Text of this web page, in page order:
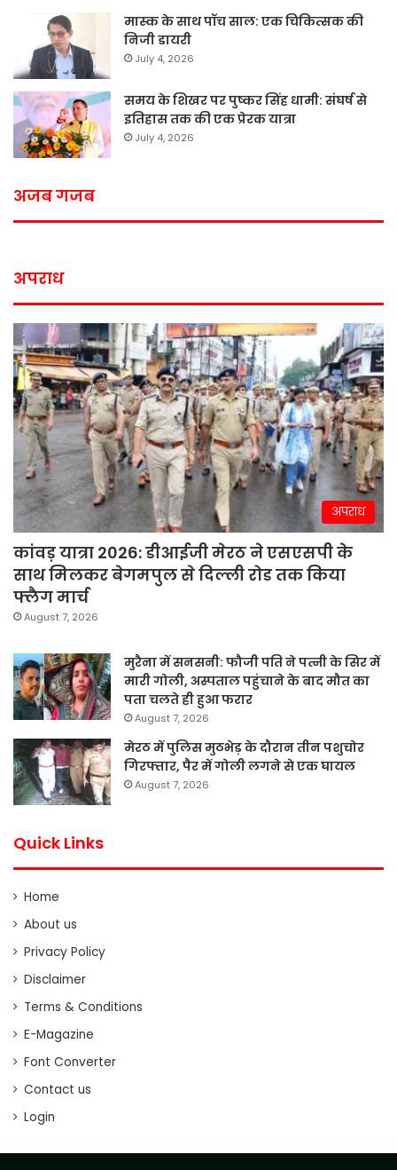
मास्क के साथ पॉच साल: एक चिकित्सक की
निजी डायरी
July 4, 2026
समय के शिखर पर पुष्कर सिंह धामी: संघर्ष से
इतिहास तक की एक प्रेरक यात्रा
July 4, 2026
अजब गजब
अपराध
अपराध
कांवड़ यात्रा 2026: डीआईजी मेरठ ने एसएसपी के
साथ मिलकर बेगमपुल से दिल्ली रोड तक किया
फ्लैग मार्च
August 7, 2026
मुरैना में सनसनी: फौजी पति ने पत्नी के सिर में
मारी गोली, अस्पताल पहुंचाने के बाद मौत का
पता चलते ही हुआ फरार
August 7, 2026
मेरठ में पुलिस मुठभेड़ के दौरान तीन पशुचोर
गिरफ्तार, पैर में गोली लगने से एक घायल
August 7, 2026
Quick Links
Home
About us
Privacy Policy
Disclaimer
Terms & Conditions
E-Magazine
Font Converter
Contact us
Login